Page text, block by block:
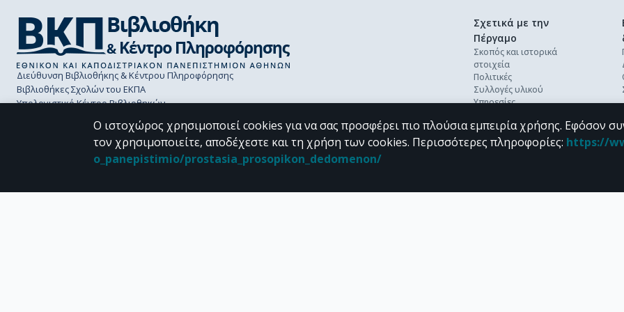
Διεύθυνση Βιβλιοθήκης & Κέντρου Πληροφόρησης
Βιβλιοθήκες Σχολών του ΕΚΠΑ
Υπολογιστικό Κέντρο Βιβλιοθηκών
Σχετικά με την
Πέργαμο
Σκοπός και ιστορικά
στοιχεία
Πολιτικές
Συλλογές υλικού
Υπηρεσίες
Ανοικτή επιστήμη
Διεθνή πρότυπα &
διαλειτουργικότητα
Επικοινωνία
Ο ιστοχώρος χρησιμοποιεί cookies για να σας προσφέρει πιο πλούσια εμπειρία χρήσης. Εφόσον
τον χρησιμοποιείτε, αποδέχεστε και τη χρήση των cookies. Περισσότερες πληροφορίες: https://
o_panepistimio/prostasia_prosopikon_dedomenon/